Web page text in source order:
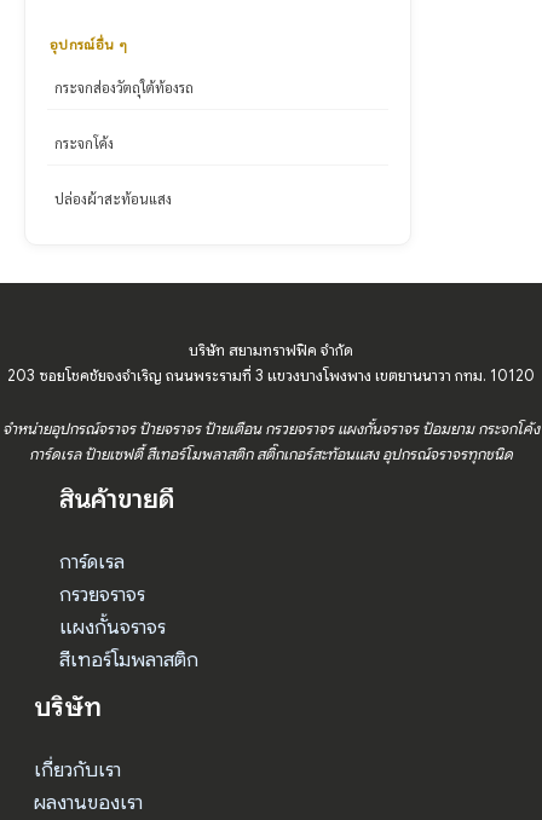
อุปกรณ์อื่น ๆ
กระจกส่องวัตถุใต้ท้องรถ
กระจกโค้ง
ปล่องผ้าสะท้อนแสง
บริษัท สยามทราฟฟิค จำกัด
203 ซอยโชคชัยจงจำเริญ ถนนพระรามที่ 3 แขวงบางโพงพาง เขตยานนาวา กทม. 10120
จำหน่ายอุปกรณ์จราจร ป้ายจราจร ป้ายเตือน กรวยจราจร แผงกั้นจราจร ป้อมยาม กระจกโค้ง
การ์ดเรล ป้ายเซฟตี้ สีเทอร์โมพลาสติก สติ๊กเกอร์สะท้อนแสง อุปกรณ์จราจรทุกชนิด
สินค้าขายดี
การ์ดเรล
กรวยจราจร
แผงกั้นจราจร
สีเทอร์โมพลาสติก
บริษัท
เกี่ยวกับเรา
ผลงานของเรา